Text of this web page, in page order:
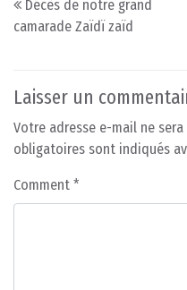
Décès de notre grand
camarade Zaïdï zaïd
Laisser un
Votre adresse e-mail ne sera
obligatoires sont indiqués
Comment *